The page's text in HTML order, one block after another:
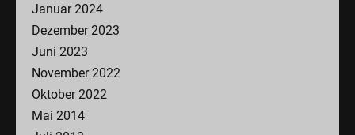
Januar 2024
Dezember 2023
Juni 2023
November 2022
Oktober 2022
Mai 2014